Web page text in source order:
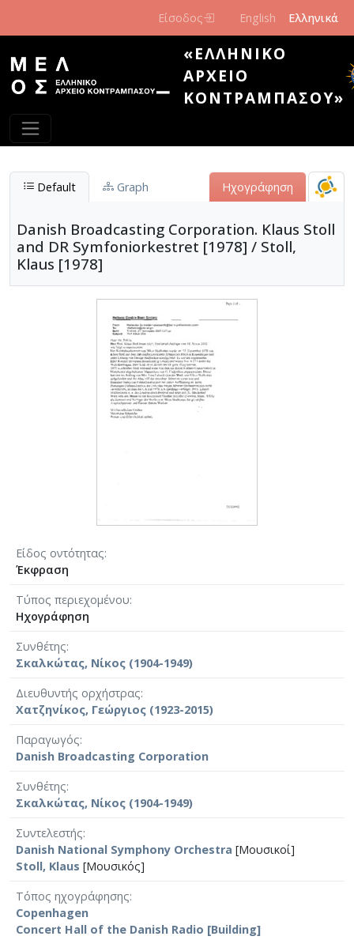
Είσοδος English Ελληνικά
«ΕΛΛΗΝΙΚΌ
ΑΡΧΕΊΟ
ΚΟΝΤΡΑΜΠΆΣΟΥ»
Default Graph Ηχογράφηση
Danish Broadcasting Corporation. Klaus Stoll
and DR Symfoniorkestret [1978] / Stoll,
Klaus [1978]
Είδος οντότητας
Έκφραση
Τύπος περιεχομένου
Ηχογράφηση
Συνθέτης
Σκαλκώτας, Νίκος (1904-1949)
Διευθυντής ορχήστρας
Χατζηνίκος, Γεώργιος (1923-2015)
Παραγωγός
Danish Broadcasting Corporation
Συνθέτης
Σκαλκώτας, Νίκος (1904-1949)
Συντελεστής
Danish National Symphony Orchestra [Μουσικοί]
Stoll, Klaus [Μουσικός]
Τόπος ηχογράφησης
Copenhagen
Concert Hall of the Danish Radio [Building]